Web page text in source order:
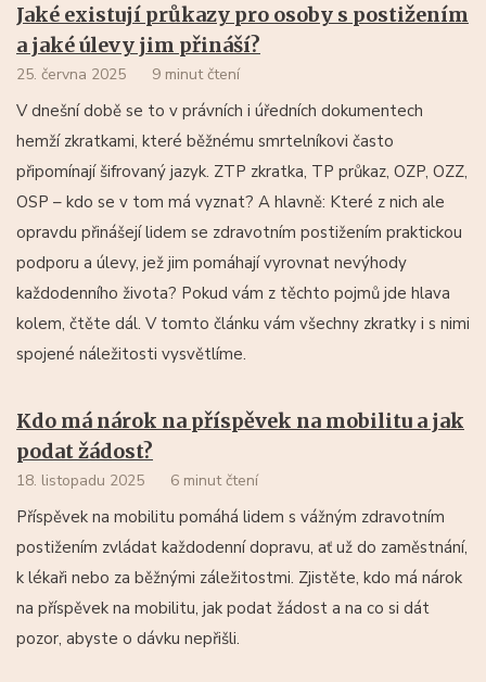
Jaké existují průkazy pro osoby s postižením
a jaké úlevy jim přináší?
25. června 2025 9 minut čtení
V dnešní době se to v právních i úředních dokumentech
hemží zkratkami, které běžnému smrtelníkovi často
připomínají šifrovaný jazyk. ZTP zkratka, TP průkaz, OZP, OZZ,
OSP – kdo se v tom má vyznat? A hlavně: Které z nich ale
opravdu přinášejí lidem se zdravotním postižením praktickou
podporu a úlevy, jež jim pomáhají vyrovnat nevýhody
každodenního života? Pokud vám z těchto pojmů jde hlava
kolem, čtěte dál. V tomto článku vám všechny zkratky i s nimi
spojené náležitosti vysvětlíme.
Kdo má nárok na příspěvek na mobilitu a jak
podat žádost?
18. listopadu 2025 6 minut čtení
Příspěvek na mobilitu pomáhá lidem s vážným zdravotním
postižením zvládat každodenní dopravu, ať už do zaměstnání,
k lékaři nebo za běžnými záležitostmi. Zjistěte, kdo má nárok
na příspěvek na mobilitu, jak podat žádost a na co si dát
pozor, abyste o dávku nepřišli.